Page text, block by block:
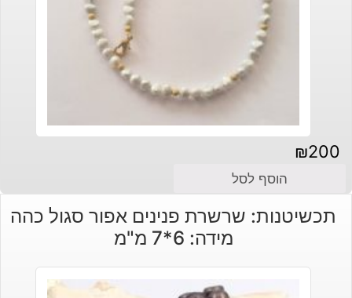
₪200
הוסף לסל
תכשיטנות: שרשרת פנינים אפור סגול כהה
מידה: 6*7 מ"מ